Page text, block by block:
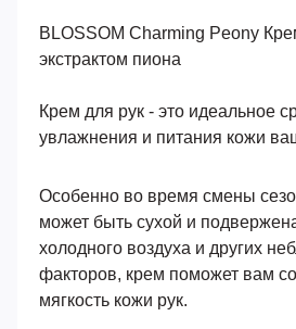
BLOSSOM Charming Peony
экстрактом пиона
Крем для рук - это идеальное
увлажнения и питания кожи
Особенно во время смены
может быть сухой и
холодного воздуха и других
факторов, крем поможет вам
мягкость кожи рук.